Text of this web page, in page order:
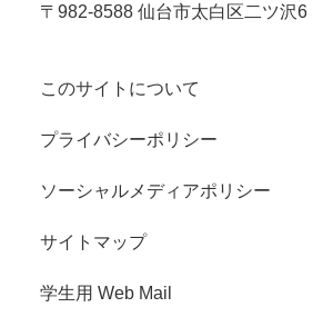
〒982-8588 仙台市太白区二ツ沢6
このサイトについて
プライバシーポリシー
ソーシャルメディアポリシー
サイトマップ
学生用 Web Mail